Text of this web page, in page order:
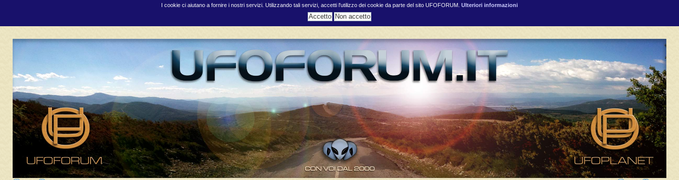
I cookie ci aiutano a fornire i nostri servizi. Utilizzando tali servizi, accetti l'utilizzo dei cookie da parte del sito UFOFORUM. Ulteriori informazioni